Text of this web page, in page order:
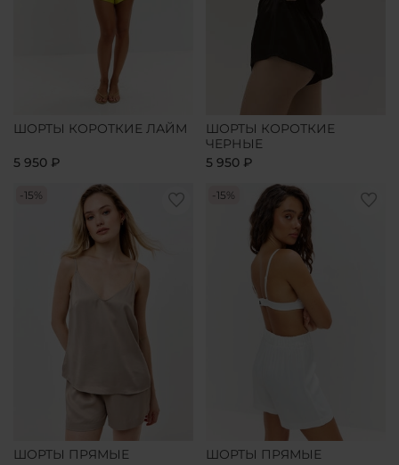
ШОРТЫ КОРОТКИЕ ЛАЙМ
5 950 ₽
ШОРТЫ КОРОТКИЕ
ЧЕРНЫЕ
5 950 ₽
-15%
ШОРТЫ ПРЯМЫЕ
-15%
ШОРТЫ ПРЯМЫЕ